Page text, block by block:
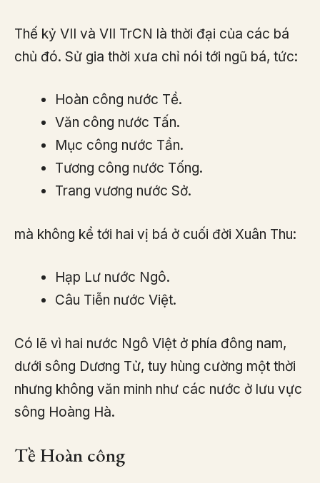
Thế kỷ VII và VII TrCN là thời đại của các bá
chủ đó. Sử gia thời xưa chỉ nói tới ngũ bá, tức:
Hoàn công nước Tề.
Văn công nước Tấn.
Mục công nước Tần.
Tương công nước Tống.
Trang vương nước Sở.
mà không kể tới hai vị bá ở cuối đời Xuân Thu:
Hạp Lư nước Ngô.
Câu Tiễn nước Việt.
Có lẽ vì hai nước Ngô Việt ở phía đông nam,
dưới sông Dương Tử, tuy hùng cường một thời
nhưng không văn minh như các nước ở lưu vực
sông Hoàng Hà.
Tề Hoàn công